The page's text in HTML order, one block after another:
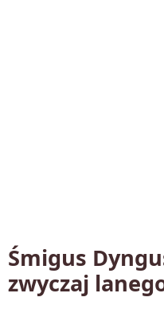
Śmigus
zwyczaj